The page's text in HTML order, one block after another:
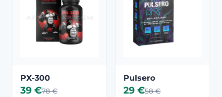
PX-300
39 €78 €
Pulsero
29 €58 €